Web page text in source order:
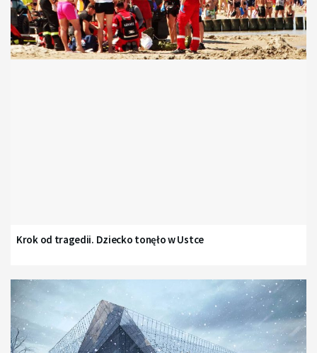
Krok od tragedii. Dziecko tonęło w Ustce